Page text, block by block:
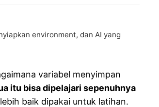
environment, dan AI yang
variabel menyimpan
itu bisa dipelajari sepenuhnya
baik dipakai untuk latihan.